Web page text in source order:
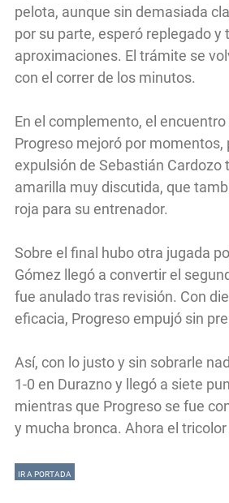
pelota, aunque sin demasiada
por su parte, esperó replegado y
aproximaciones. El trámite se
con el correr de los minutos.
En el complemento, el
Progreso mejoró por momentos,
expulsión de Sebastián Cardozo
amarilla muy discutida, que
roja para su entrenador.
Sobre el final hubo otra jugada
Gómez llegó a convertir el
fue anulado tras revisión. Con
eficacia, Progreso empujó sin
Así, con lo justo y sin sobrarle
1-0 en Durazno y llegó a siete
mientras que Progreso se fue
y mucha bronca. Ahora el
IR A PORTADA